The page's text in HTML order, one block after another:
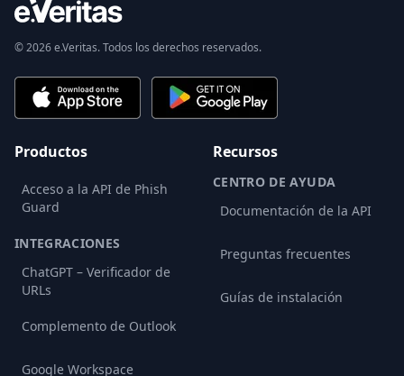
© 2026 e.Veritas. Todos los derechos reservados.
Productos
Acceso a la API de Phish
Guard
INTEGRACIONES
ChatGPT – Verificador de
URLs
Complemento de Outlook
Google Workspace
Recursos
CENTRO DE AYUDA
Documentación de la API
Preguntas frecuentes
Guías de instalación